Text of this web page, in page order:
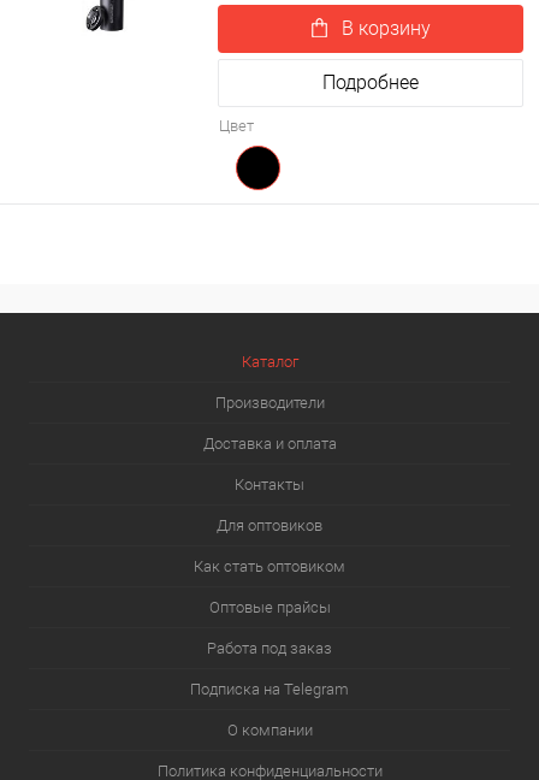
В корзину
Подробнее
Цвет
Каталог
Производители
Доставка и оплата
Контакты
Для оптовиков
Как стать оптовиком
Оптовые прайсы
Работа под заказ
Подписка на Telegram
О компании
Политика конфиденциальности